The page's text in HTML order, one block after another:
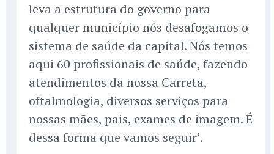
leva a estrutura do governo para
qualquer município nós desafogamos o
sistema de saúde da capital. Nós temos
aqui 60 profissionais de saúde, fazendo
atendimentos da nossa Carreta,
oftalmologia, diversos serviços para
nossas mães, pais, exames de imagem. É
dessa forma que vamos seguir’.